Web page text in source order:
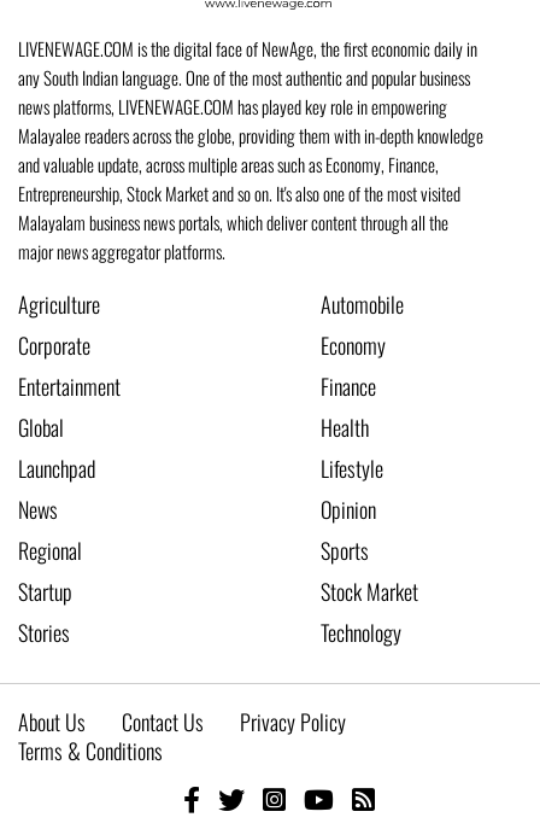
LIVENEWAGE.COM is the digital face of NewAge, the first economic daily in
any South Indian language. One of the most authentic and popular business
news platforms, LIVENEWAGE.COM has played key role in empowering
Malayalee readers across the globe, providing them with in-depth knowledge
and valuable update, across multiple areas such as Economy, Finance,
Entrepreneurship, Stock Market and so on. It's also one of the most visited
Malayalam business news portals, which deliver content through all the
major news aggregator platforms.
Agriculture
Automobile
Corporate
Economy
Entertainment
Finance
Global
Health
Launchpad
Lifestyle
News
Opinion
Regional
Sports
Startup
Stock Market
Stories
Technology
About Us Contact Us
Privacy Policy
Terms & Conditions